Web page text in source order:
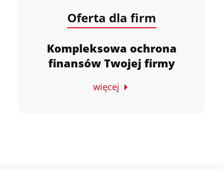
Oferta dla firm
Kompleksowa ochrona
finansów Twojej firmy
więcej